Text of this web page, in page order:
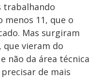
trabalhando
11, que o
Mas surgiram
vieram do
não da área técnica
de mais